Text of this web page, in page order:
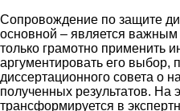
Сопровождение по защите
основной – является
только грамотно применить
аргументировать его
диссертационного совета о
полученных результатов. На
трансформируется в